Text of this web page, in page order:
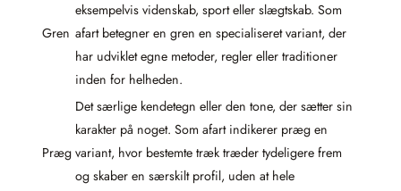
Gren
eksempelvis videnskab, sport eller slægtskab. Som
afart betegner en gren en specialiseret variant, der
har udviklet egne metoder, regler eller traditioner
inden for helheden.
Præg
Det særlige kendetegn eller den tone, der sætter sin
karakter på noget. Som afart indikerer præg en
variant, hvor bestemte træk træder tydeligere frem
og skaber en særskilt profil, uden at hele